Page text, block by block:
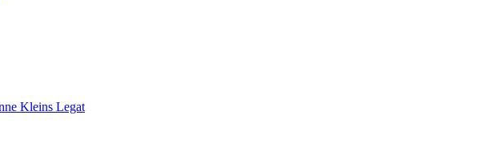
Kleins Legat